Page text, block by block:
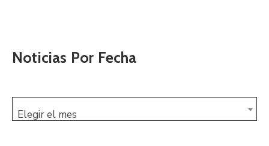
Noticias Por Fecha
Elegir el mes